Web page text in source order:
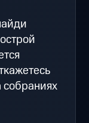
собраниях